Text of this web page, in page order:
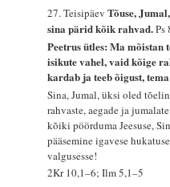
27. TeisipäevTõuse,
sina pärid kõik rahvad.Ps
Peetrus ütles: Ma mõistan
isikute vahel, vaid kõige
kardab ja teeb õigust,
Sina, Jumal, üksi oled
rahvaste, aegade ja
kõiki pöörduma Jeesuse,
pääsemine igavese
valgusesse!
2Kr 10,1–6; Ilm 5,1–5